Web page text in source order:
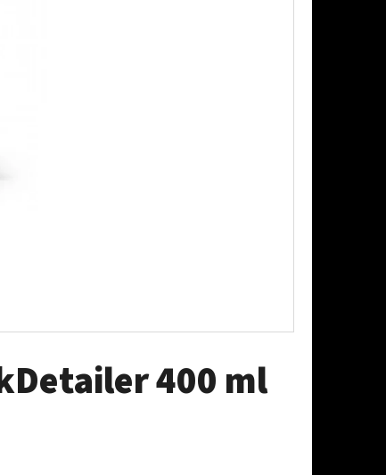
400 ml
BEZ LAHVE